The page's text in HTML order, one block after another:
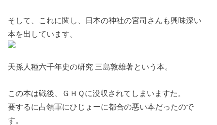
そして、これに関し、日本の神社の宮司さんも興味深い
本を出しています。
天孫人種六千年史の研究 三島敦雄著という本。
この本は戦後、ＧＨＱに没収されてしまいますた。
要するに占領軍にひじょーに都合の悪い本だったので
す。